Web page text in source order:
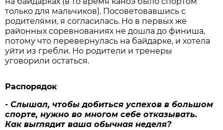
только для мальчиков). Посоветовавшись с
родителями, я согласилась. Но в первых же
районных соревнованиях не дошла до финиша,
потому что перевернулась на байдарке, и хотела
уйти из гребли. Но родители и тренеры
уговорили остаться.
Распорядок
- Слышал, чтобы добиться успехов в большом
спорте, нужно во многом себе отказывать.
Как выглядит ваша обычная неделя?